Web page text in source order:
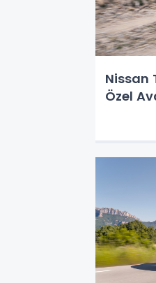
Nissan
Özel